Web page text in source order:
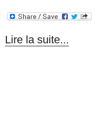
Lire la suite...